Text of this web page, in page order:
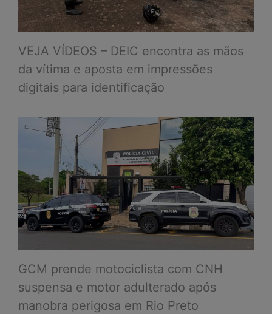
VEJA VÍDEOS – DEIC encontra as mãos
da vítima e aposta em impressões
digitais para identificação
GCM prende motociclista com CNH
suspensa e motor adulterado após
manobra perigosa em Rio Preto